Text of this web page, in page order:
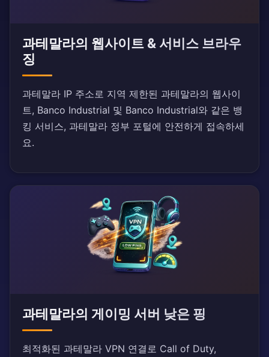
과테말라의 웹사이트 & 서비스 브라우
징
과테말라 IP 주소로 지역 제한된 과테말라의 웹사이
트, Banco Industrial 및 Banco Industrial와 같은 뱅
킹 서비스, 과테말라 정부 포털에 안전하게 접속하세
요.
과테말라의 게이밍 서버 낮은 핑
최적화된 과테말라 VPN 연결로 Call of Duty,